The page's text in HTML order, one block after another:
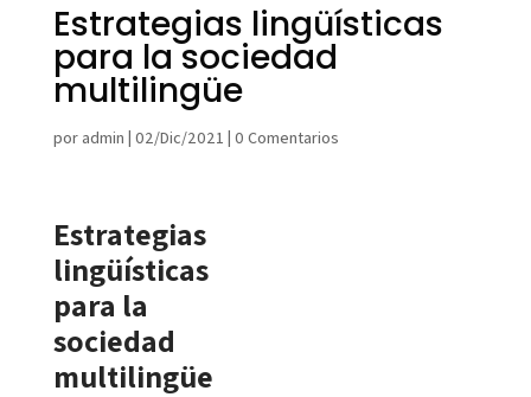
Estrategias lingüísticas
para la sociedad
multilingüe
por admin | 02/Dic/2021 | 0 Comentarios
Estrategias
lingüísticas
para la
sociedad
multilingüe